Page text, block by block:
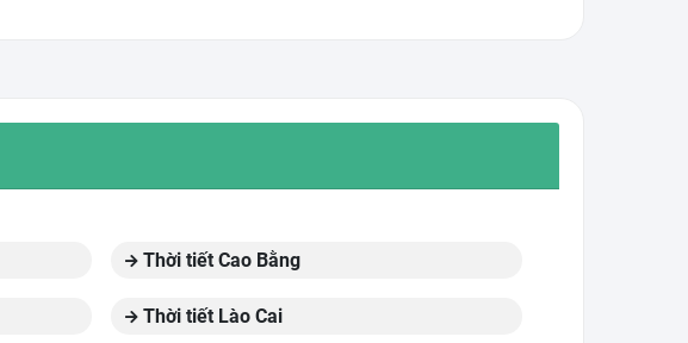
Thời tiết Cao Bằng
Thời tiết Lào Cai